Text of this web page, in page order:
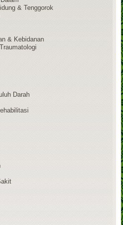
& Tenggorok
& Kebidanan
Darah